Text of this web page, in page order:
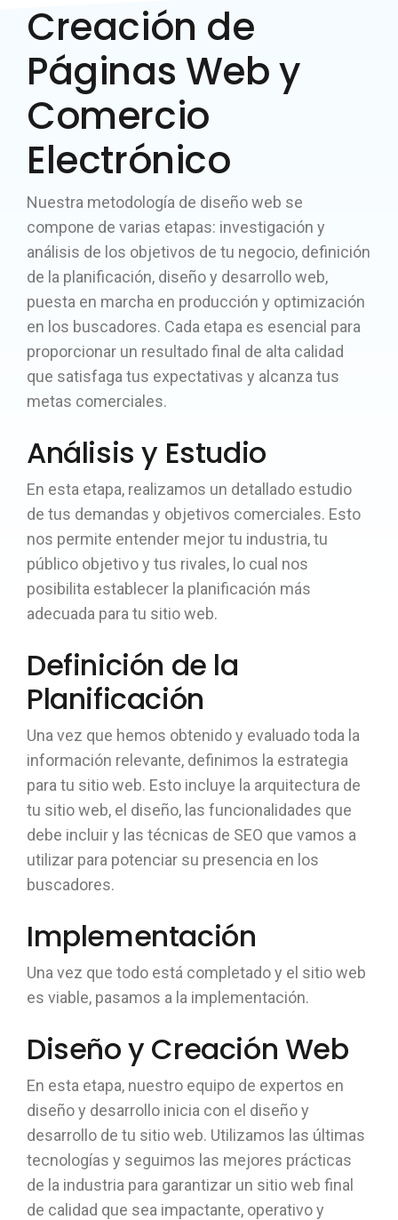
Creación de
Páginas Web y
Comercio
Electrónico
Nuestra metodología de diseño web se
compone de varias etapas: investigación y
análisis de los objetivos de tu negocio, definición
de la planificación, diseño y desarrollo web,
puesta en marcha en producción y optimización
en los buscadores. Cada etapa es esencial para
proporcionar un resultado final de alta calidad
que satisfaga tus expectativas y alcanza tus
metas comerciales.
Análisis y Estudio
En esta etapa, realizamos un detallado estudio
de tus demandas y objetivos comerciales. Esto
nos permite entender mejor tu industria, tu
público objetivo y tus rivales, lo cual nos
posibilita establecer la planificación más
adecuada para tu sitio web.
Definición de la
Planificación
Una vez que hemos obtenido y evaluado toda la
información relevante, definimos la estrategia
para tu sitio web. Esto incluye la arquitectura de
tu sitio web, el diseño, las funcionalidades que
debe incluir y las técnicas de SEO que vamos a
utilizar para potenciar su presencia en los
buscadores.
Implementación
Una vez que todo está completado y el sitio web
es viable, pasamos a la implementación.
Diseño y Creación Web
En esta etapa, nuestro equipo de expertos en
diseño y desarrollo inicia con el diseño y
desarrollo de tu sitio web. Utilizamos las últimas
tecnologías y seguimos las mejores prácticas
de la industria para garantizar un sitio web final
de calidad que sea impactante, operativo y